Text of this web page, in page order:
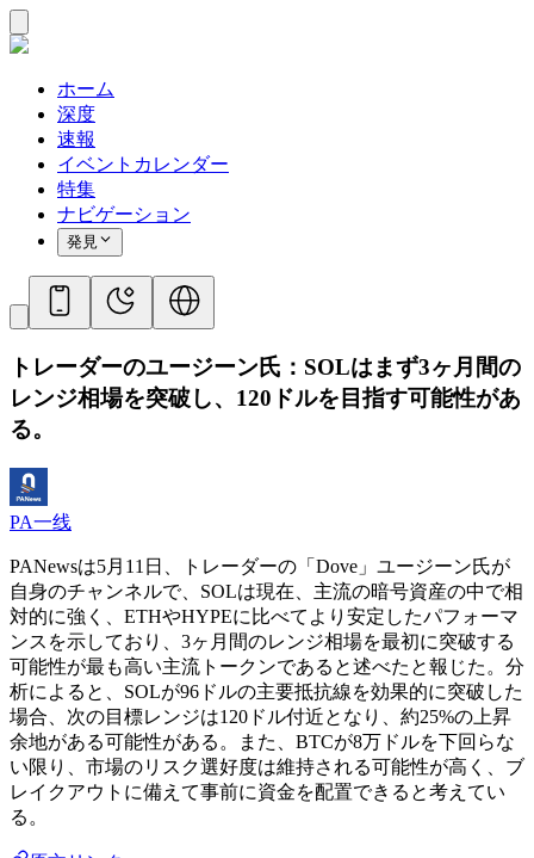
ホーム
深度
速報
イベントカレンダー
特集
ナビゲーション
発見
トレーダーのユージーン氏：SOLはまず3ヶ月間の
レンジ相場を突破し、120ドルを目指す可能性があ
る。
PA一线
PANewsは5月11日、トレーダーの「Dove」ユージーン氏が
自身のチャンネルで、SOLは現在、主流の暗号資産の中で相
対的に強く、ETHやHYPEに比べてより安定したパフォーマ
ンスを示しており、3ヶ月間のレンジ相場を最初に突破する
可能性が最も高い主流トークンであると述べたと報じた。分
析によると、SOLが96ドルの主要抵抗線を効果的に突破した
場合、次の目標レンジは120ドル付近となり、約25%の上昇
余地がある可能性がある。また、BTCが8万ドルを下回らな
い限り、市場のリスク選好度は維持される可能性が高く、ブ
レイクアウトに備えて事前に資金を配置できると考えてい
る。